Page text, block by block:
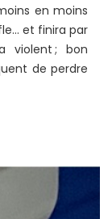
en moins
et finira par
violent ; bon
de perdre